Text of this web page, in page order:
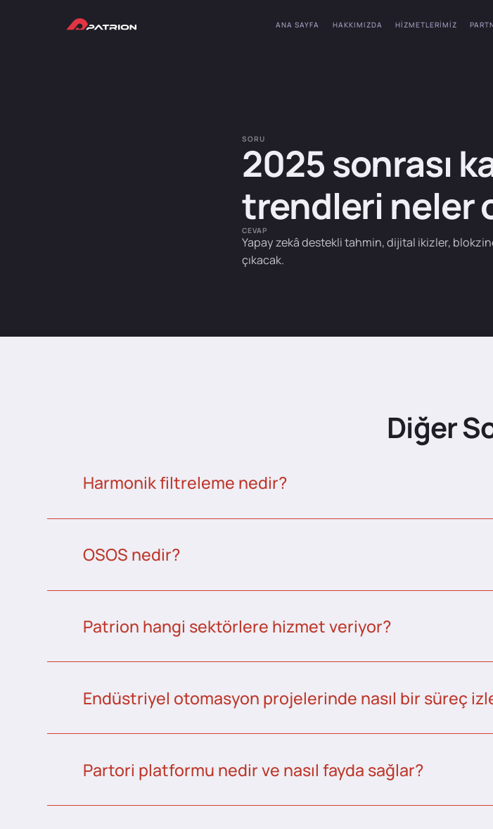
ANA SAYFA HAKKIMIZDA HIZMETLERIMIZ
SORU
2025 sonrası
trendleri neler
CEVAP
Yapay zekâ destekli tahmin, dijital ikizler,
çıkacak.
Diğer
Harmonik filtreleme nedir?
OSOS nedir?
Patrion hangi sektörlere hizmet veriyor?
Endüstriyel otomasyon projelerinde nasıl bir süreç
Partori platformu nedir ve nasıl fayda sağlar?